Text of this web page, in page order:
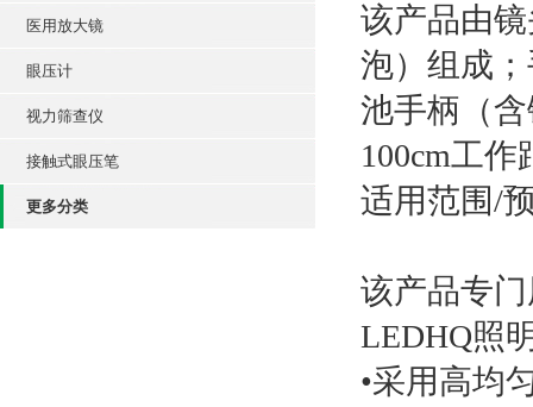
医用放大镜
眼压计
视力筛查仪
接触式眼压笔
更多分类
该产品由
泡）组成
池手柄（
100cm工
适用范围/
该产品专
LEDHQ照
•采用高均